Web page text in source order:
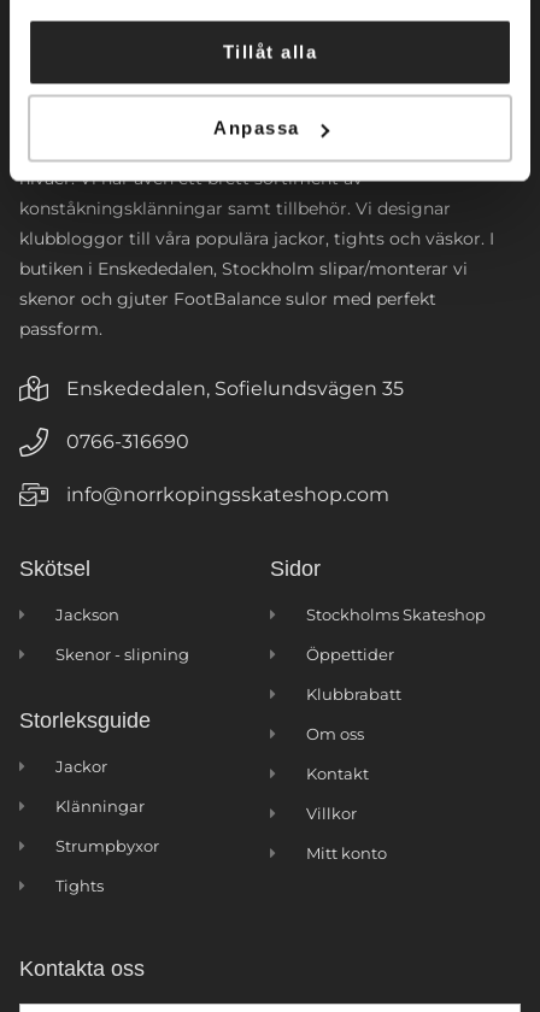
Tillåt alla
Anpassa
Norrköpings Skateshop startade sin verksamhet 2009. Vi
inriktar oss främst mot konståkning. Företaget
nivåer. Vi har även ett brett sortiment av
konståkningsklänningar samt tillbehör. Vi designar
klubbloggor till våra populära jackor, tights och väskor. I
butiken i Enskededalen, Stockholm slipar/monterar vi
skenor och gjuter FootBalance sulor med perfekt
passform.
Enskededalen, Sofielundsvägen 35
0766-316690
info@norrkopingsskateshop.com
Skötsel
Jackson
Skenor - slipning
Storleksguide
Jackor
Klänningar
Strumpbyxor
Tights
Sidor
Stockholms Skateshop
Öppettider
Klubbrabatt
Om oss
Kontakt
Villkor
Mitt konto
Kontakta oss